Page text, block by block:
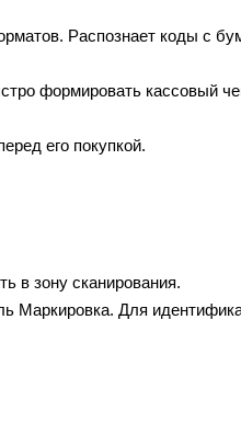
Распознает коды с
формировать кассовый
его покупкой.
в зону сканирования.
Маркировка. Для